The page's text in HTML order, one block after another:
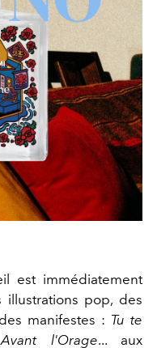
est immédiatement
illustrations pop, des
manifestes : Tu te
Avant l'Orage... aux